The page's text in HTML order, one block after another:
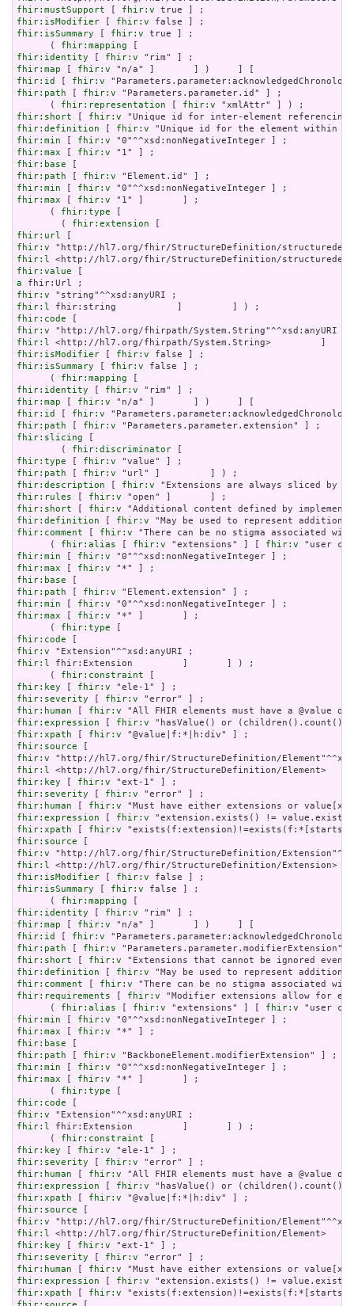
fhir:mustSupport [ fhir:v
fhir:isModifier [ fhir:v
fhir:isSummary [ fhir:v true ] ;
      (
fhir:mapping
fhir:identity [ fhir:v
fhir:map [ fhir:v
fhir:id
[ fhir:v
fhir:path [ fhir:v "Parameters.parameter.id" ] ;
      (
fhir:representation [ fhir:v
fhir:short [ fhir:v
fhir:definition [ fhir:v
fhir:min [ fhir:v
fhir:max [ fhir:v
fhir:base
fhir:path [ fhir:v
fhir:min [ fhir:v
fhir:max [ fhir:v "1" ]       ] ;
      (
fhir:type [
        (
fhir:extension
fhir:url
fhir:v
fhir:l
fhir:value
a
fhir:v
fhir:l
fhir:code
fhir:v
fhir:l
fhir:isModifier [ fhir:v
fhir:isSummary [ fhir:v false ] ;
      (
fhir:mapping
fhir:identity [ fhir:v
fhir:map [ fhir:v
fhir:id
[ fhir:v
fhir:path [ fhir:v
fhir:slicing [
        (
fhir:discriminator
fhir:type [ fhir:v
fhir:path [ fhir:v
fhir:description [ fhir:v
fhir:rules [ fhir:v
fhir:short [ fhir:v
fhir:definition [ fhir:v
fhir:comment [ fhir:v "There can be no stigma associated
      (
fhir:alias [ fhir:v "extensions" ] [ fhir:v
fhir:min [ fhir:v
fhir:max [ fhir:v
fhir:base
fhir:path [ fhir:v
fhir:min [ fhir:v
fhir:max [ fhir:v "*" ]       ] ;
      (
fhir:type
fhir:code
fhir:v
fhir:l fhir:Extension         ]       ] ) ;
      (
fhir:constraint
fhir:key [ fhir:v
fhir:severity [ fhir:v
fhir:human [ fhir:v
fhir:expression [ fhir:v
fhir:xpath [ fhir:v
fhir:source
fhir:v
fhir:l
fhir:key [ fhir:v
fhir:severity [ fhir:v
fhir:human [ fhir:v
fhir:expression [ fhir:v
fhir:xpath [ fhir:v
fhir:source
fhir:v
fhir:l
fhir:isModifier [ fhir:v
fhir:isSummary [ fhir:v false ] ;
      (
fhir:mapping
fhir:identity [ fhir:v
fhir:map [ fhir:v
fhir:id
[ fhir:v
fhir:path [ fhir:v
fhir:short [ fhir:v
fhir:definition [ fhir:v
fhir:comment [ fhir:v
fhir:requirements [ fhir:v "Modifier extensions allow for
      (
fhir:alias [ fhir:v "extensions" ] [ fhir:v "user
fhir:min [ fhir:v
fhir:max [ fhir:v
fhir:base
fhir:path [ fhir:v
fhir:min [ fhir:v
fhir:max [ fhir:v "*" ]       ] ;
      (
fhir:type
fhir:code
fhir:v
fhir:l fhir:Extension         ]       ] ) ;
      (
fhir:constraint
fhir:key [ fhir:v
fhir:severity [ fhir:v
fhir:human [ fhir:v
fhir:expression [ fhir:v
fhir:xpath [ fhir:v
fhir:source
fhir:v
fhir:l
fhir:key [ fhir:v
fhir:severity [ fhir:v
fhir:human [ fhir:v
fhir:expression [ fhir:v
fhir:xpath [ fhir:v